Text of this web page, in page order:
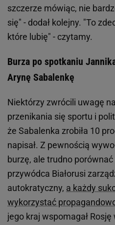
szczerze mówiąc, nie
się" - dodał kolejny. "To
które lubię" - czytamy.
Burza po spotkaniu
Arynę Sabalenkę
Niektórzy zwrócili uwagę
przenikania się sportu i
że Sabalenka zrobiła 10
napisał. Z pewnością
burzę, ale trudno
przywódca Białorusi
autokratyczny, a każdy
wykorzystać
jego kraj wspomagał